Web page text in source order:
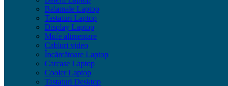
Balamale Laptop
Tastaturi Laptop
Display Laptop
Mufe alimentare
Cabluri video
Încărcătoare Laptop
Carcase Laptop
Cooler Laptop
Tastaturi Desktop